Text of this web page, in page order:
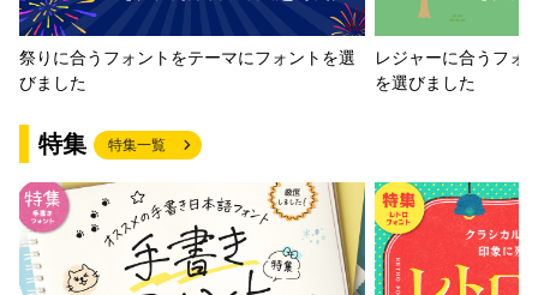
祭りに合うフォントをテーマにフォントを選
びました
レジャーに合うフォ
を選びました
特集 特集一覧